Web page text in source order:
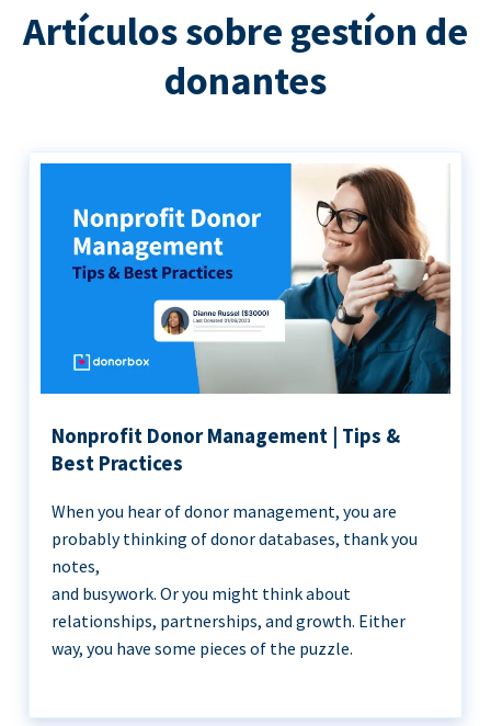
Artículos sobre gestíon de
donantes
Nonprofit Donor Management | Tips &
Best Practices
When you hear of donor management, you are
probably thinking of donor databases, thank you
notes,
and busywork. Or you might think about
relationships, partnerships, and growth. Either
way, you have some pieces of the puzzle.